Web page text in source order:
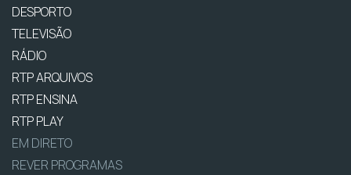
DESPORTO
TELEVISÃO
RÁDIO
RTP ARQUIVOS
RTP ENSINA
RTP PLAY
EM DIRETO
REVER PROGRAMAS